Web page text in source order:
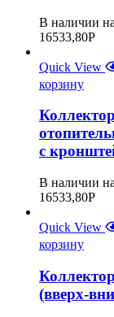
В наличии
16533,80Р
Quick View
корзину
с
В наличии
16533,80Р
Quick View
корзину
(вверх-